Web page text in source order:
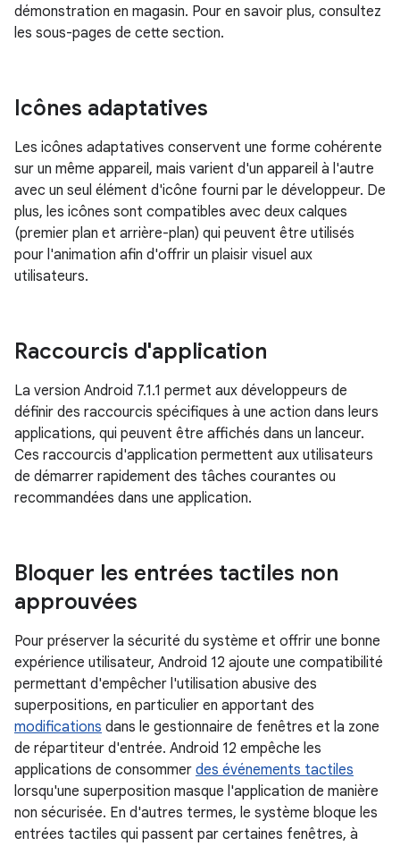
démonstration en magasin. Pour en savoir plus, consultez
les sous-pages de cette section.
Icônes adaptatives
Les icônes adaptatives conservent une forme cohérente
sur un même appareil, mais varient d'un appareil à l'autre
avec un seul élément d'icône fourni par le développeur. De
plus, les icônes sont compatibles avec deux calques
(premier plan et arrière-plan) qui peuvent être utilisés
pour l'animation afin d'offrir un plaisir visuel aux
utilisateurs.
Raccourcis d'application
La version Android 7.1.1 permet aux développeurs de
définir des raccourcis spécifiques à une action dans leurs
applications, qui peuvent être affichés dans un lanceur.
Ces raccourcis d'application permettent aux utilisateurs
de démarrer rapidement des tâches courantes ou
recommandées dans une application.
Bloquer les entrées tactiles non
approuvées
Pour préserver la sécurité du système et offrir une bonne
expérience utilisateur, Android 12 ajoute une compatibilité
permettant d'empêcher l'utilisation abusive des
superpositions, en particulier en apportant des
modifications dans le gestionnaire de fenêtres et la zone
de répartiteur d'entrée. Android 12 empêche les
applications de consommer des événements tactiles
lorsqu'une superposition masque l'application de manière
non sécurisée. En d'autres termes, le système bloque les
entrées tactiles qui passent par certaines fenêtres, à